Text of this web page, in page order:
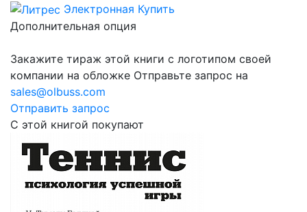
Электронная Купить
Дополнительная опция
Закажите тираж этой книги с логотипом своей
компании на обложке Отправьте запрос на
sales@olbuss.com
Отправить запрос
С этой книгой покупают